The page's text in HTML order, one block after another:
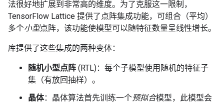
法很好地扩展到非常高的维度。为了克服这一限制，
TensorFlow Lattice 提供了点阵集成功能，可组合（平均）
多个小型点阵，该功能使模型可以随特征数量呈线性增长。
库提供了这些集成的两种变体：
随机小型点阵 (RTL)：每个子模型使用随机的特征子
集（有放回抽样）。
晶体：晶体算法首先训练一个预拟合模型，此模型会